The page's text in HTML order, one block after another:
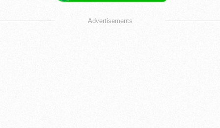
Advertisements